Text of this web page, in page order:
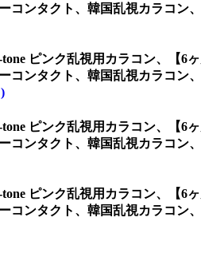
コンタクト、韓国乱視カラコン
ピンク乱視用カラコン、
【6
コンタクト、韓国乱視カラコ
ピンク乱視用カラコン、
【6
コンタクト、韓国乱視カラコ
ピンク乱視用カラコン、
【6
コンタクト、韓国乱視カラコ